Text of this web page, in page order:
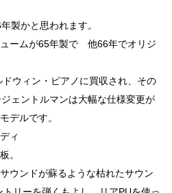
製かと思われます。
ームが65年製で 他66年でオリジ
ウィン・ピアノに買収され、その
ェントルマンは大幅な仕様変更が
デルです。
ィ
。
ウンドが蘇るような枯れたサウン